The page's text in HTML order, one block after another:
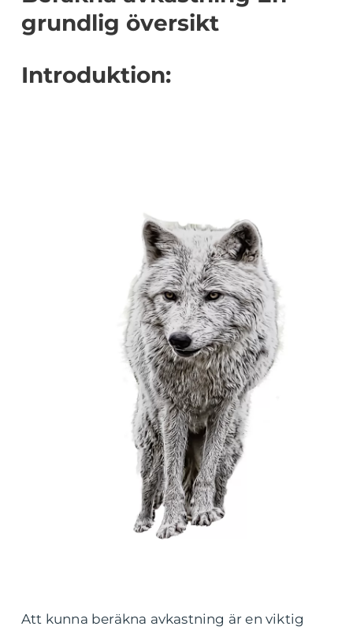
grundlig översikt
Introduktion:
Att kunna beräkna avkastning är en viktig